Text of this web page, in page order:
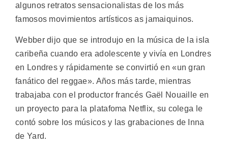
algunos retratos sensacionalistas de los más
famosos movimientos artísticos as jamaiquinos.
Webber dijo que se introdujo en la música de la isla
caribeña cuando era adolescente y vivía en Londres
en Londres y rápidamente se convirtió en «un gran
fanático del reggae». Años más tarde, mientras
trabajaba con el productor francés Gaël Nouaille en
un proyecto para la platafoma Netflix, su colega le
contó sobre los músicos y las grabaciones de Inna
de Yard.